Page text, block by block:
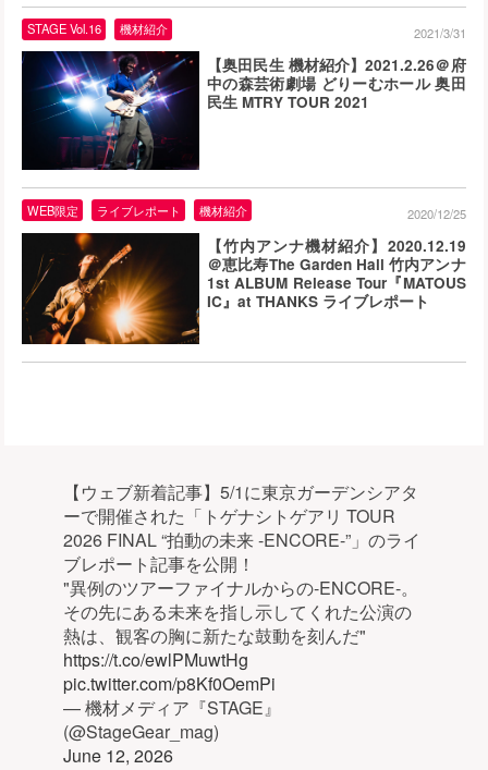
【奥田民生 機材紹介】2021.2.26＠府
中の森芸術劇場 どりーむホール 奥田
民生 MTRY TOUR 2021
STAGE Vol.16 機材紹介 2021/3/31
【竹内アンナ機材紹介】2020.12.19
＠恵比寿The Garden Hall 竹内アンナ
1st ALBUM Release Tour『MATOUS
IC』at THANKS ライブレポート
WEB限定 ライブレポート 機材紹介 2020/12/25
【ウェブ新着記事】5/1に東京ガーデンシアタ
ーで開催された「トゲナシトゲアリ TOUR
2026 FINAL “拍動の未来 -ENCORE-”」のライ
ブレポート記事を公開！
"異例のツアーファイナルからの-ENCORE-。
その先にある未来を指し示してくれた公演の
熱は、観客の胸に新たな鼓動を刻んだ"
https://t.co/ewlPMuwtHg
pic.twitter.com/p8Kf0OemPi
— 機材メディア『STAGE』
(@StageGear_mag)
June 12, 2026